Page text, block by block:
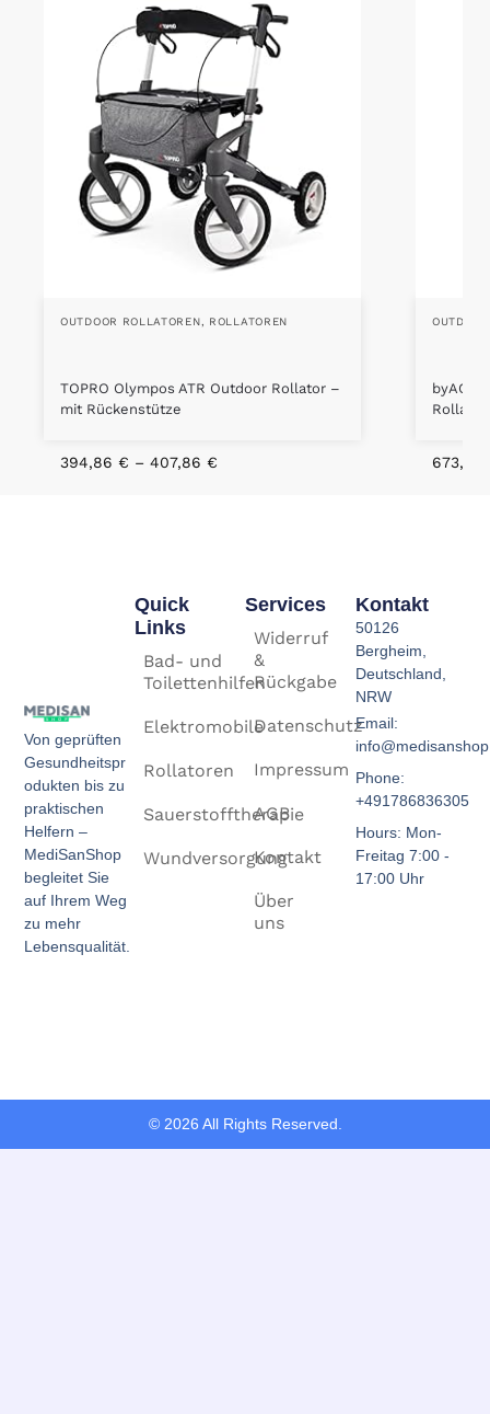
OUTDOOR ROLLATOREN, ROLLATOREN
TOPRO Olympos ATR Outdoor Rollator –
mit Rückenstütze
394,86 € – 407,86 € 673,07
Von geprüften
Gesundheitspr
odukten bis zu
praktischen
Helfern –
MediSanShop
begleitet Sie
auf Ihrem Weg
zu mehr
Lebensqualität.
Services
Widerruf
&
Rückgabe
Datenschutz
Impressum
AGB
Kontakt
Über
uns
Quick
Links
Bad- und
Toilettenhilfen
Elektromobile
Rollatoren
Sauerstofftherapie
Wundversorgung
Kontakt
50126
Bergheim,
Deutschland,
NRW
Email:
Phone:
+491786836305
Hours: Mon-
Freitag 7:00 -
17:00 Uhr
© 2026 All Rights Reserved.